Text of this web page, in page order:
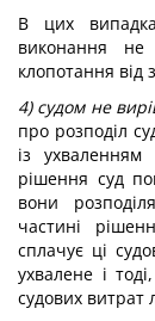
В цих
виконання не
клопотання від
4) судом не
про розподіл
із
рішення суд
вони
частині
сплачує ці
ухвалене і
судових витрат